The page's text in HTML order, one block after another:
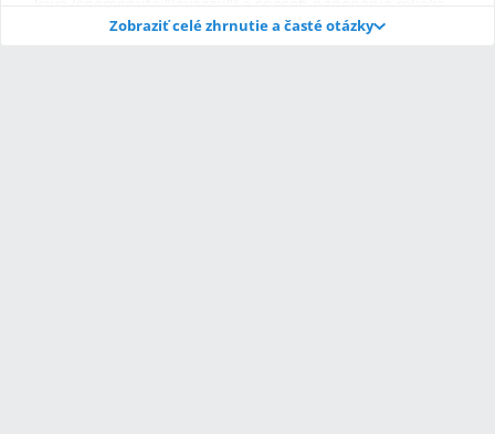
(parná tryska vs. plnoautomatické jedno-tlačidlové
Zobraziť celé zhrnutie a časté otázky